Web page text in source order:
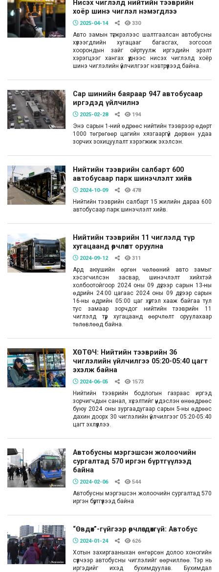
Нисэх чиглэлд нийтийн тээврийн
хоёр шинэ чиглэл нэмэгдлээ
2025-04-14 330
Авто замын түгжрэлээс шалтгаалсан автобусны
хүлээгдлийн хугацааг багасгах, зогсоол
хоорондын зайг ойртуулж иргэдийн эрэлт
хэрэгцээг хангах үүднээс нисэх чиглэлд хоёр
шинэ чиглэлийн үйлчилгээг нэвтрүүлээд байна.
Сар шинийн баяраар 947 автобусаар
иргэдэд үйлчилнэ
2025-02-28 194
Энэ сарын 1-ний өдрөөс нийтийн тээврээр өдөрт
1000 төгрөгөөр цагийн хязгааргүй дөрвөн удаа
зорчих зохицуулалт хэрэгжиж эхэлсэн.
Нийтийн тээврийн салбарт 600
автобусаар парк шинэчлэлт хийв
2024-10-09 478
Нийтийн тээврийн салбарт 15 жилийн дараа 600
автобусаар парк шинэчлэлт хийв.
Нийтийн тээврийн 11 чиглэлд түр
хугацаанд өөрчлөлт оруулна
2024-09-12 311
Ард аюушийн өргөн чөлөөний авто замыг
хэсэгчилсэн засвар, шинэчлэлт хийхтэй
холбоотойгоор 2024 оны 09 дүгээр сарын 13-ны
өдрийн 24:00 цагаас 2024 оны 09 дүгээр сарын
16-ны өдрийн 05:00 цаг хүртэл хааж байгаа тул
тус замаар зорчдог нийтийн тээврийн 11
чиглэлд түр хугацаанд өөрчлөлт оруулахаар
төлөвлөөд байна.
ХӨТӨЧ: Нийтийн тээврийн 36
чиглэлийн үйлчилгээ 05:20-05:40 цагт
эхэлж байна
2024-06-05 1573
Нийтийн тээврийн бодлогын газраас иргэд
зорчигчдын санал, хүсэлтийг үндэслэн өнөөдрөөс
буюу 2024 оны зургаадугаар сарын 5-ны өдрөөс
дахин доорх 30 чиглэлийн үйлчилгээг 05:20-05:40
цагт эхлүүллээ.
Автобусны мэргэшсэн жолоочийн
сургалтад 570 иргэн бүртгүүлээд
байна
2024-02-06 544
Автобусны мэргэшсэн жолоочийн сургалтад 570
иргэн бүртгүүлээд байна
“Өвдөх”-гүйгээр өөрчлөгдөхгүй: Автобус
2024-01-24 626
Хотын захиргааныхан өнгөрсөн долоо хоногийн
сүүлчээр автобусны чиглэлийг өөрчиллөө. Тэр нь
иргэдийг ихэд бухимдуулав. Бухимдал